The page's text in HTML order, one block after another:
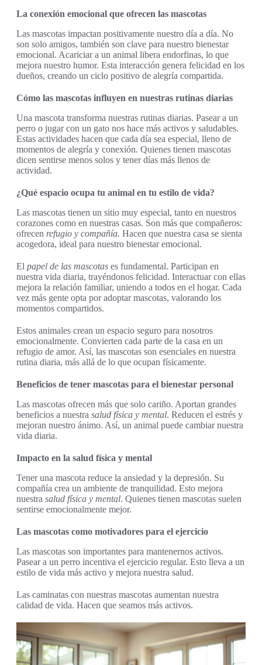
La conexión emocional que ofrecen las mascotas
Las mascotas impactan positivamente nuestro día a día. No
son solo amigos, también son clave para nuestro bienestar
emocional. Acariciar a un animal libera endorfinas, lo que
mejora nuestro humor. Esta interacción genera felicidad en los
dueños, creando un ciclo positivo de alegría compartida.
Cómo las mascotas influyen en nuestras rutinas diarias
Una mascota transforma nuestras rutinas diarias. Pasear a un
perro o jugar con un gato nos hace más activos y saludables.
Estas actividades hacen que cada día sea especial, lleno de
momentos de alegría y conexión. Quienes tienen mascotas
dicen sentirse menos solos y tener días más llenos de
actividad.
¿Qué espacio ocupa tu animal en tu estilo de vida?
Las mascotas tienen un sitio muy especial, tanto en nuestros
corazones como en nuestras casas. Son más que compañeros:
ofrecen refugio y compañía. Hacen que nuestra casa se sienta
acogedora, ideal para nuestro bienestar emocional.
El papel de las mascotas es fundamental. Participan en
nuestra vida diaria, trayéndonos felicidad. Interactuar con ellas
mejora la relación familiar, uniendo a todos en el hogar. Cada
vez más gente opta por adoptar mascotas, valorando los
momentos compartidos.
Estos animales crean un espacio seguro para nosotros
emocionalmente. Convierten cada parte de la casa en un
refugio de amor. Así, las mascotas son esenciales en nuestra
rutina diaria, más allá de lo que ocupan físicamente.
Beneficios de tener mascotas para el bienestar personal
Las mascotas ofrecen más que solo cariño. Aportan grandes
beneficios a nuestra salud física y mental. Reducen el estrés y
mejoran nuestro ánimo. Así, un animal puede cambiar nuestra
vida diaria.
Impacto en la salud física y mental
Tener una mascota reduce la ansiedad y la depresión. Su
compañía crea un ambiente de tranquilidad. Esto mejora
nuestra salud física y mental. Quienes tienen mascotas suelen
sentirse emocionalmente mejor.
Las mascotas como motivadores para el ejercicio
Las mascotas son importantes para mantenernos activos.
Pasear a un perro incentiva el ejercicio regular. Esto lleva a un
estilo de vida más activo y mejora nuestra salud.
Las caminatas con nuestras mascotas aumentan nuestra
calidad de vida. Hacen que seamos más activos.